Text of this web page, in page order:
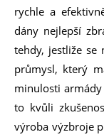
rychle a
dány nejlepší
tehdy, jestliže se
průmysl, který
minulosti
to kvůli
výroba výzbroje